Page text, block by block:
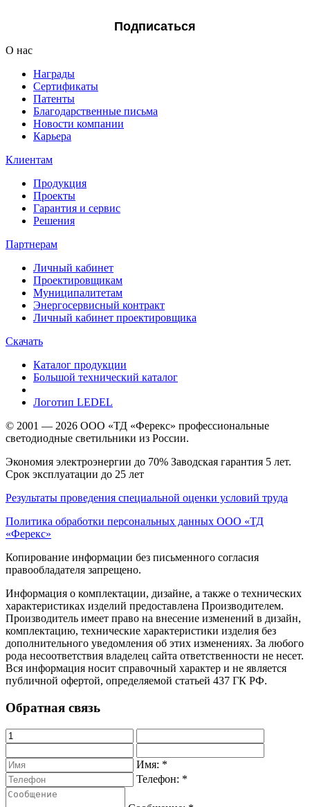
Подписаться
О нас
Награды
Сертификаты
Патенты
Благодарственные письма
Новости компании
Карьера
Клиентам
Продукция
Проекты
Гарантия и сервис
Решения
Партнерам
Личный кабинет
Проектировщикам
Муниципалитетам
Энергосервисный контракт
Личный кабинет проектировщика
Скачать
Каталог продукции
Большой технический каталог
Логотип LEDEL
© 2001 — 2026 ООО «ТД «Ферекс» профессиональные
светодиодные светильники из России.
Экономия электроэнергии до 70% Заводская гарантия 5 лет.
Срок эксплуатации до 25 лет
Результаты проведения специальной оценки условий труда
Политика обработки персональных данных ООО «ТД
«Ферекс»
Копирование информации без письменного согласия
правообладателя запрещено.
Информация о комплектации, дизайне, а также о технических
характеристиках изделий предоставлена Производителем.
Производитель имеет право на внесение изменений в дизайн,
комплектацию, технические характеристики изделия без
дополнительного уведомления об этих изменениях. За любого
рода несоответствия владелец сайта ответственности не несет.
Вся информация носит справочный характер и не является
публичной офертой, определяемой статьей 437 ГК РФ.
Обратная связь
Имя: *
Телефон: *